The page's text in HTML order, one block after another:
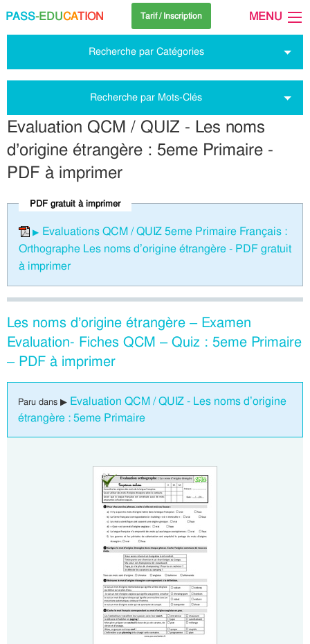
PASS-EDUCATION Tarif / Inscription MENU
Recherche par Catégories
Recherche par Mots-Clés
Evaluation QCM / QUIZ - Les noms
d’origine étrangère : 5eme Primaire -
PDF à imprimer
PDF gratuit à imprimer
Evaluations QCM / QUIZ 5eme Primaire Français :
Orthographe Les noms d’origine étrangère - PDF gratuit
à imprimer
Les noms d’origine étrangère – Examen
Evaluation- Fiches QCM – Quiz : 5eme Primaire
– PDF à imprimer
Paru dans ▶ Evaluation QCM / QUIZ - Les noms d’origine
étrangère : 5eme Primaire